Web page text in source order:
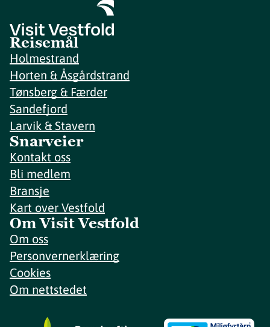
Reisemål
Holmestrand
Horten & Åsgårdstrand
Tønsberg & Færder
Sandefjord
Larvik & Stavern
Snarveier
Kontakt oss
Bli medlem
Bransje
Kart over Vestfold
Om Visit Vestfold
Om oss
Personvernerklæring
Cookies
Om nettstedet